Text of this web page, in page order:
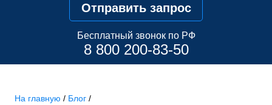
Отправить запрос
Бесплатный звонок по РФ
8 800 200-83-50
На главную / Блог /